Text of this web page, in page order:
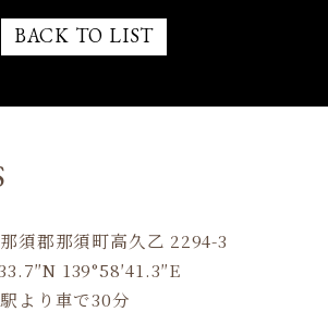
BACK TO LIST
須郡那須町高久乙 2294-3
139°58′41.3″E
より車で30分